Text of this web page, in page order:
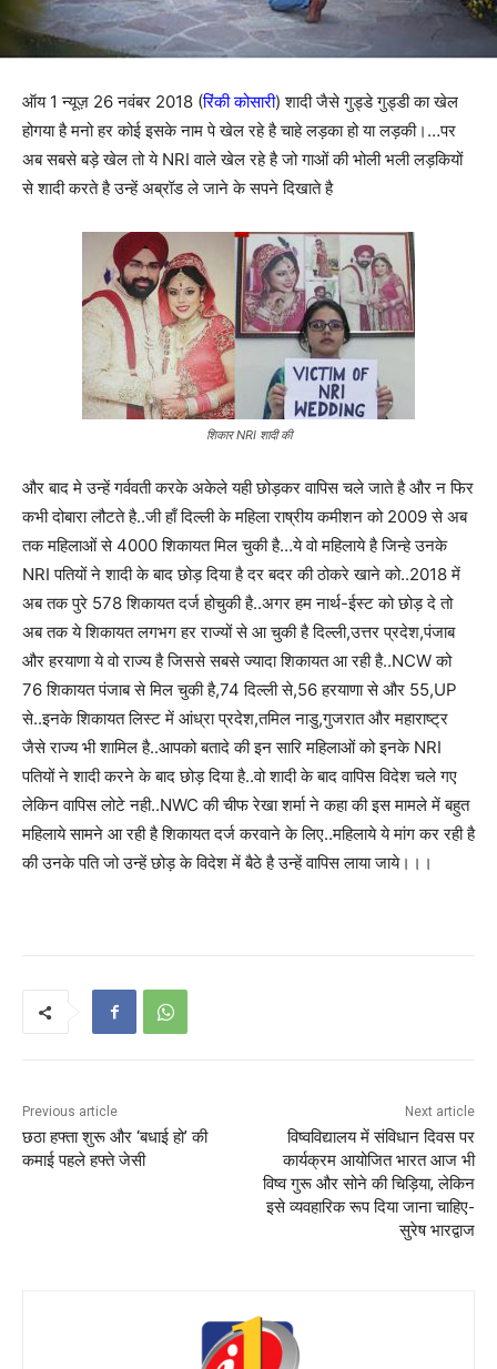
ऑय 1 न्यूज़ 26 नवंबर 2018 (रिंकी कोसारी) शादी जैसे गुड्डे गुड्डी का खेल
होगया है मनो हर कोई इसके नाम पे खेल रहे है चाहे लड़का हो या लड़की।…पर
अब सबसे बड़े खेल तो ये NRI वाले खेल रहे है जो गाओं की भोली भली लड़कियों
से शादी करते है उन्हें अब्रॉड ले जाने के सपने दिखाते है
शिकार NRI शादी की
और बाद मे उन्हें गर्ववती करके अकेले यही छोड़कर वापिस चले जाते है और न फिर
कभी दोबारा लौटते है..जी हाँ दिल्ली के महिला राष्रीय कमीशन को 2009 से अब
तक महिलाओं से 4000 शिकायत मिल चुकी है…ये वो महिलाये है जिन्हे उनके
NRI पतियों ने शादी के बाद छोड़ दिया है दर बदर की ठोकरे खाने को..2018 में
अब तक पुरे 578 शिकायत दर्ज होचुकी है..अगर हम नार्थ-ईस्ट को छोड़ दे तो
अब तक ये शिकायत लगभग हर राज्यों से आ चुकी है दिल्ली,उत्तर प्रदेश,पंजाब
और हरयाणा ये वो राज्य है जिससे सबसे ज्यादा शिकायत आ रही है..NCW को
76 शिकायत पंजाब से मिल चुकी है,74 दिल्ली से,56 हरयाणा से और 55,UP
से..इनके शिकायत लिस्ट में आंध्रा प्रदेश,तमिल नाडु,गुजरात और महाराष्ट्र
जैसे राज्य भी शामिल है..आपको बतादे की इन सारि महिलाओं को इनके NRI
पतियों ने शादी करने के बाद छोड़ दिया है..वो शादी के बाद वापिस विदेश चले गए
लेकिन वापिस लोटे नही..NWC की चीफ रेखा शर्मा ने कहा की इस मामले में बहुत
महिलाये सामने आ रही है शिकायत दर्ज करवाने के लिए..महिलाये ये मांग कर रही है
की उनके पति जो उन्हें छोड़ के विदेश में बैठे है उन्हें वापिस लाया जाये।।।
Previous article
छठा हफ्ता शुरू और ‘बधाई हो’ की
कमाई पहले हफ्ते जेसी
Next article
विष्वविद्यालय में संविधान दिवस पर
कार्यक्रम आयोजित भारत आज भी
विष्व गुरू और सोने की चिड़िया, लेकिन
इसे व्यवहारिक रूप दिया जाना चाहिए-
सुरेष भारद्वाज